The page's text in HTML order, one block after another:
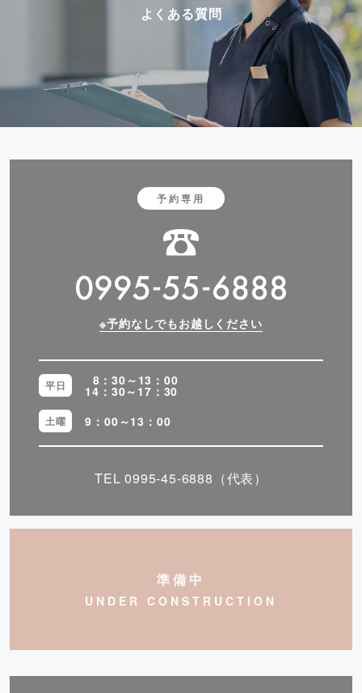
よくある質問
予約専用
※予約なしでもお越しください
平日 8：30～13：00
14：30～17：30
土曜 9：00～13：00
TEL0995-45-6888 （代表）
準備中
UNDER CONSTRUCTION